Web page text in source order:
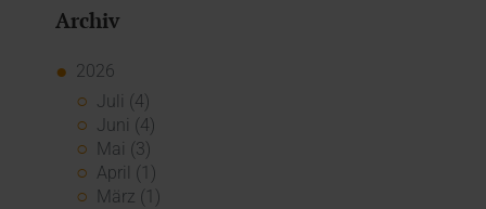
Archiv
2026
Juli (4)
Juni (4)
Mai (3)
April (1)
März (1)